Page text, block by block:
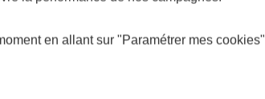
en allant sur "Paramétrer mes cookies"